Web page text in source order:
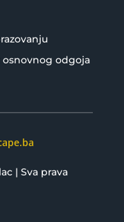
odgoja
| Sva prava